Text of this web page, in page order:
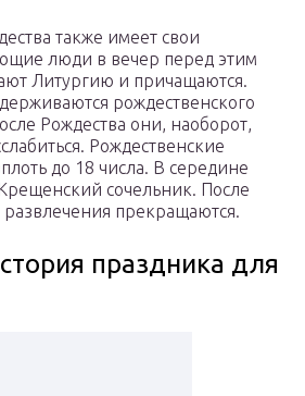
также имеет свои
люди в вечер перед этим
Литургию и причащаются.
рождественского
Рождества они, наоборот,
Рождественские
до 18 числа. В середине
сочельник. После
развлечения прекращаются.
праздника для